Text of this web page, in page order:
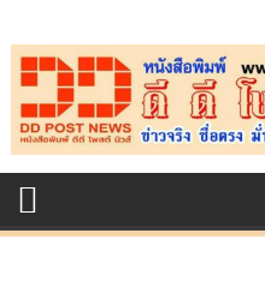
to
content